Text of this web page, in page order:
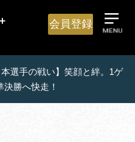
会員登録
本選手の戦い】笑顔と絆。1ゲ
勝へ快走！